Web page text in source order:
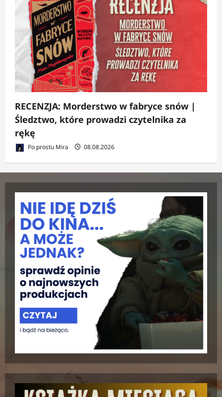
RECENZJA: Morderstwo w fabryce snów |
Śledztwo, które prowadzi czytelnika za
rękę
Po prostu Mira 08.08.2026